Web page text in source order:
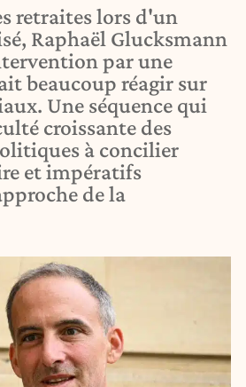
retraites lors d'un
Raphaël Glucksmann
par une
beaucoup réagir sur
Une séquence qui
croissante des
à concilier
et impératifs
de la